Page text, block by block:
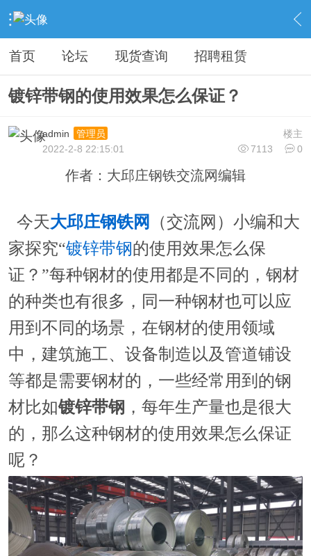
› 钢铁综合服务 › 钢铁软文 › 内容
首页 论坛 现货查询 招聘租赁
镀锌带钢的使用效果怎么保证？
楼主
admin
管理员
7113
0
2022-2-8 22:15:01
作者：大邱庄钢铁交流网编辑
今天大邱庄钢铁网
（交流网）小编和大
家探究“镀锌带钢的使用效果怎么保
证？”每种钢材的使用都是不同的，钢材
的种类也有很多，同一种钢材也可以应
用到不同的场景，在钢材的使用领域
中，建筑施工、设备制造以及管道铺设
等都是需要钢材的，一些经常用到的钢
材比如镀锌带钢 ，每年生产量也是很大
的，那么这种钢材的使用效果怎么保证
呢？